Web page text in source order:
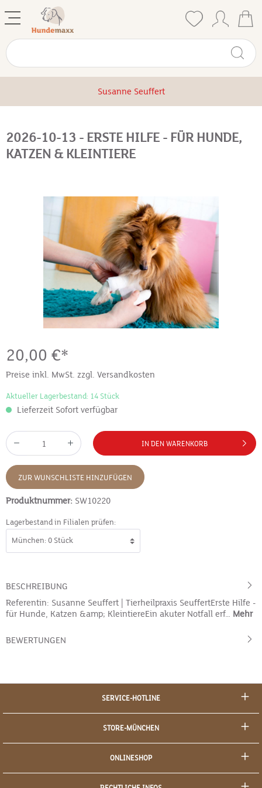
Susanne Seuffert
2026-10-13 - ERSTE HILFE - FÜR HUNDE,
KATZEN & KLEINTIERE
20,00 €*
Preise inkl. MwSt. zzgl. Versandkosten
Aktueller Lagerbestand: 14 Stück
Lieferzeit Sofort verfügbar
IN DEN WARENKORB
ZUR WUNSCHLISTE HINZUFÜGEN
Produktnummer: SW10220
Lagerbestand in Filialen prüfen:
BESCHREIBUNG
Referentin: Susanne Seuffert | Tierheilpraxis SeuffertErste Hilfe -
für Hunde, Katzen &amp; KleintiereEin akuter Notfall erf… Mehr
BEWERTUNGEN
SERVICE-HOTLINE
STORE-MÜNCHEN
ONLINESHOP